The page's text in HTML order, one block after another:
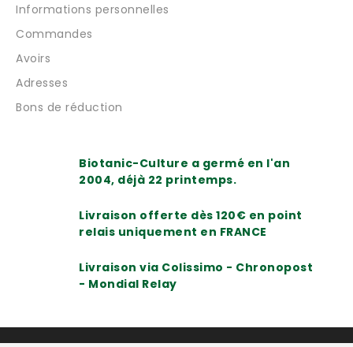
Informations personnelles
Commandes
Avoirs
Adresses
Bons de réduction
Biotanic-Culture a germé en l'an
2004, déjà 22 printemps.
Livraison offerte dès 120€ en point
relais uniquement en FRANCE
Livraison via Colissimo - Chronopost
- Mondial Relay